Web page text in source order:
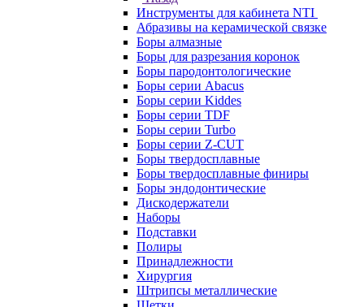
Инструменты для кабинета NTI
Абразивы на керамической связке
Боры алмазные
Боры для разрезания коронок
Боры пародонтологические
Боры серии Abacus
Боры серии Kiddes
Боры серии TDF
Боры серии Turbo
Боры серии Z-CUT
Боры твердосплавные
Боры твердосплавные финиры
Боры эндодонтические
Дискодержатели
Наборы
Подставки
Полиры
Принадлежности
Хирургия
Штрипсы металлические